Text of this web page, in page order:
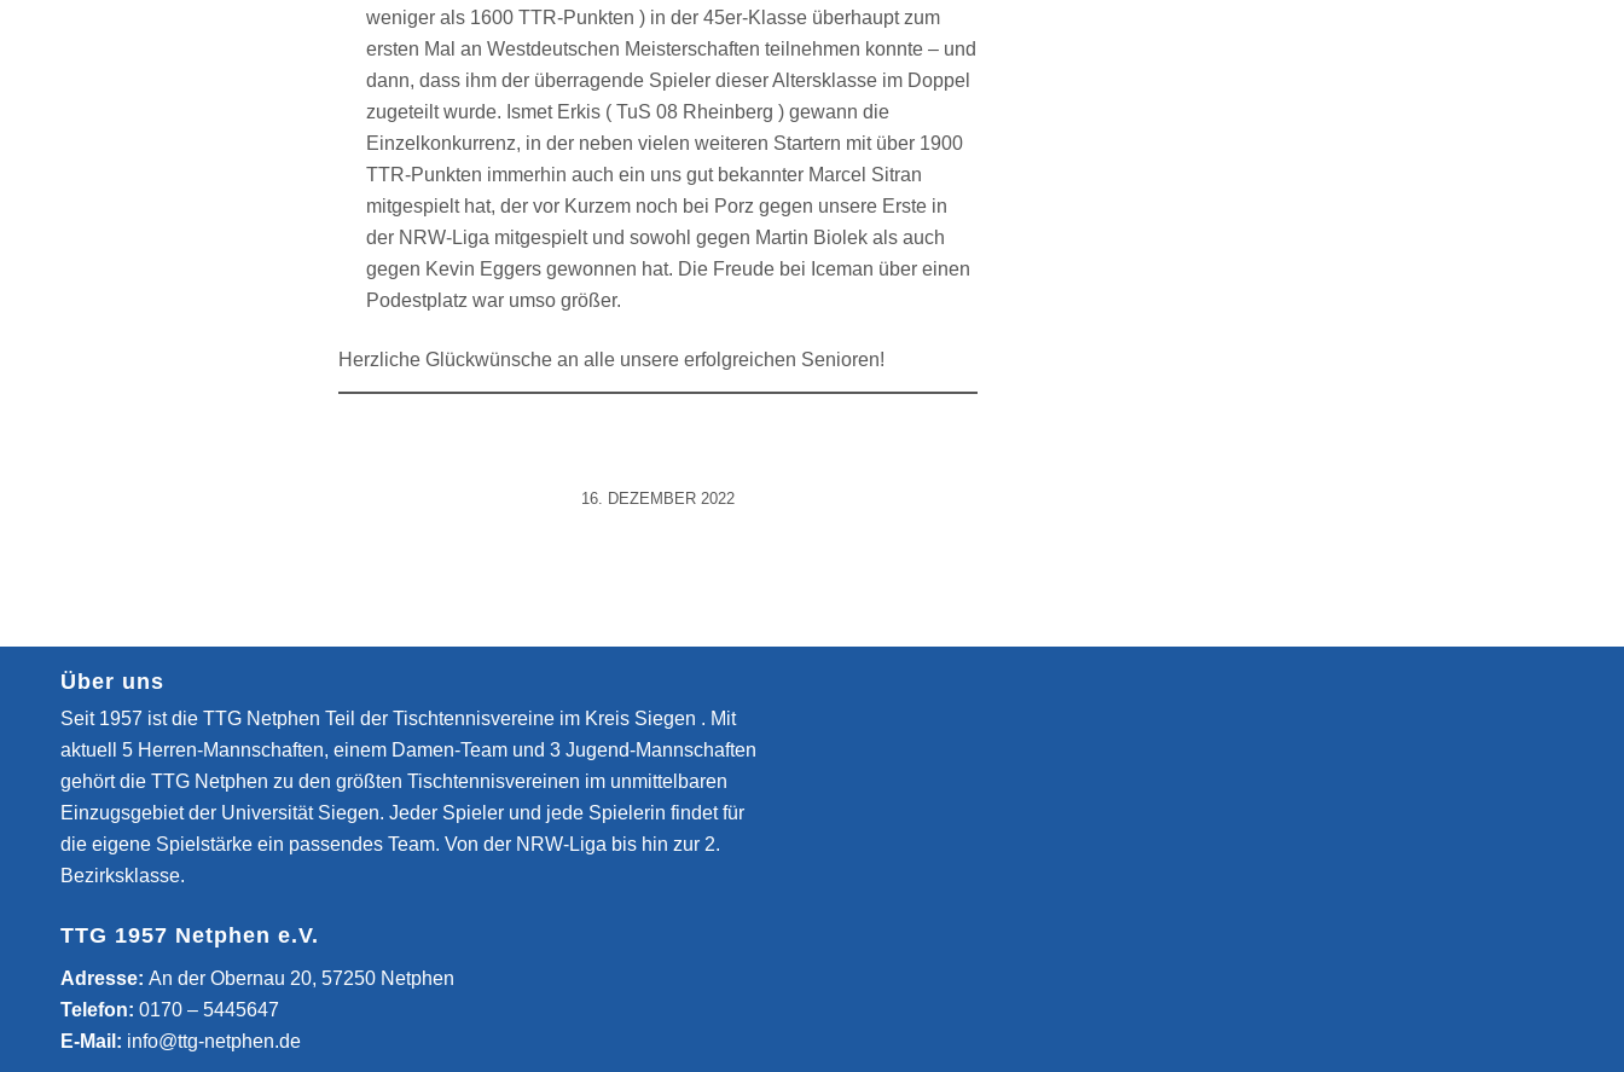
weniger als 1600 TTR-Punkten ) in der 45er-Klasse überhaupt zum
ersten Mal an Westdeutschen Meisterschaften teilnehmen konnte – und
dann, dass ihm der überragende Spieler dieser Altersklasse im Doppel
zugeteilt wurde. Ismet Erkis ( TuS 08 Rheinberg ) gewann die
Einzelkonkurrenz, in der neben vielen weiteren Startern mit über 1900
TTR-Punkten immerhin auch ein uns gut bekannter Marcel Sitran
mitgespielt hat, der vor Kurzem noch bei Porz gegen unsere Erste in
der NRW-Liga mitgespielt und sowohl gegen Martin Biolek als auch
gegen Kevin Eggers gewonnen hat. Die Freude bei Iceman über einen
Podestplatz war umso größer.
Herzliche Glückwünsche an alle unsere erfolgreichen Senioren!
16. DEZEMBER 2022
Über uns
Seit 1957 ist die TTG Netphen Teil der Tischtennisvereine im Kreis Siegen . Mit
aktuell 5 Herren-Mannschaften, einem Damen-Team und 3 Jugend-Mannschaften
gehört die TTG Netphen zu den größten Tischtennisvereinen im unmittelbaren
Einzugsgebiet der Universität Siegen. Jeder Spieler und jede Spielerin findet für
die eigene Spielstärke ein passendes Team. Von der NRW-Liga bis hin zur 2.
Bezirksklasse.
TTG 1957 Netphen e.V.
­Adresse: An der Obernau 20, 57250 Netphen
Telefon: 0170 – 5445647
E-Mail: info@ttg-netphen.de